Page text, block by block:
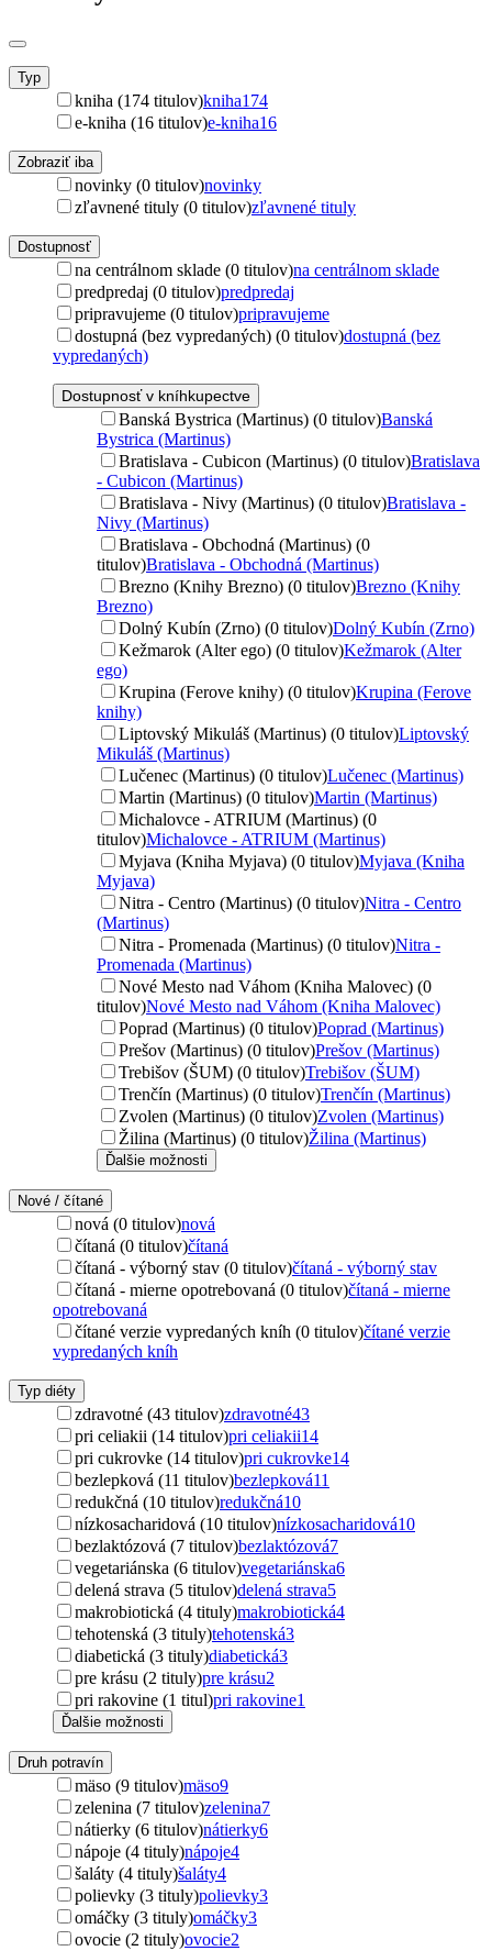
Typ
kniha (174 titulov)kniha174
e-kniha (16 titulov)e-kniha16
Zobraziť iba
novinky (0 titulov)novinky
zľavnené tituly (0 titulov)zľavnené tituly
Dostupnosť
na centrálnom sklade (0 titulov)na centrálnom sklade
predpredaj (0 titulov)predpredaj
pripravujeme (0 titulov)pripravujeme
dostupná (bez vypredaných) (0 titulov)dostupná (bez
vypredaných)
Dostupnosť v kníhkupectve
Banská Bystrica (Martinus) (0 titulov)Banská
Bystrica (Martinus)
Bratislava - Cubicon (Martinus) (0 titulov)Bratislava
- Cubicon (Martinus)
Bratislava - Nivy (Martinus) (0 titulov)Bratislava -
Nivy (Martinus)
Bratislava - Obchodná (Martinus) (0
titulov)Bratislava - Obchodná (Martinus)
Brezno (Knihy Brezno) (0 titulov)Brezno (Knihy
Brezno)
Dolný Kubín (Zrno) (0 titulov)Dolný Kubín (Zrno)
Kežmarok (Alter ego) (0 titulov)Kežmarok (Alter
ego)
Krupina (Ferove knihy) (0 titulov)Krupina (Ferove
knihy)
Liptovský Mikuláš (Martinus) (0 titulov)Liptovský
Mikuláš (Martinus)
Lučenec (Martinus) (0 titulov)Lučenec (Martinus)
Martin (Martinus) (0 titulov)Martin (Martinus)
Michalovce - ATRIUM (Martinus) (0
titulov)Michalovce - ATRIUM (Martinus)
Myjava (Kniha Myjava) (0 titulov)Myjava (Kniha
Myjava)
Nitra - Centro (Martinus) (0 titulov)Nitra - Centro
(Martinus)
Nitra - Promenada (Martinus) (0 titulov)Nitra -
Promenada (Martinus)
Nové Mesto nad Váhom (Kniha Malovec) (0
titulov)Nové Mesto nad Váhom (Kniha Malovec)
Poprad (Martinus) (0 titulov)Poprad (Martinus)
Prešov (Martinus) (0 titulov)Prešov (Martinus)
Trebišov (ŠUM) (0 titulov)Trebišov (ŠUM)
Trenčín (Martinus) (0 titulov)Trenčín (Martinus)
Zvolen (Martinus) (0 titulov)Zvolen (Martinus)
Žilina (Martinus) (0 titulov)Žilina (Martinus)
Ďalšie možnosti
Nové / čítané
nová (0 titulov)nová
čítaná (0 titulov)čítaná
čítaná - výborný stav (0 titulov)čítaná - výborný stav
čítaná - mierne opotrebovaná (0 titulov)čítaná - mierne
opotrebovaná
čítané verzie vypredaných kníh (0 titulov)čítané verzie
vypredaných kníh
Typ diéty
zdravotné (43 titulov)zdravotné43
pri celiakii (14 titulov)pri celiakii14
pri cukrovke (14 titulov)pri cukrovke14
bezlepková (11 titulov)bezlepková11
redukčná (10 titulov)redukčná10
nízkosacharidová (10 titulov)nízkosacharidová10
bezlaktózová (7 titulov)bezlaktózová7
vegetariánska (6 titulov)vegetariánska6
delená strava (5 titulov)delená strava5
makrobiotická (4 tituly)makrobiotická4
tehotenská (3 tituly)tehotenská3
diabetická (3 tituly)diabetická3
pre krásu (2 tituly)pre krásu2
pri rakovine (1 titul)pri rakovine1
Ďalšie možnosti
Druh potravín
mäso (9 titulov)mäso9
zelenina (7 titulov)zelenina7
nátierky (6 titulov)nátierky6
nápoje (4 tituly)nápoje4
šaláty (4 tituly)šaláty4
polievky (3 tituly)polievky3
omáčky (3 tituly)omáčky3
ovocie (2 tituly)ovocie2